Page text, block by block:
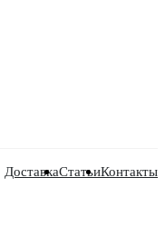
ДоставкаСтатьиКонтакты